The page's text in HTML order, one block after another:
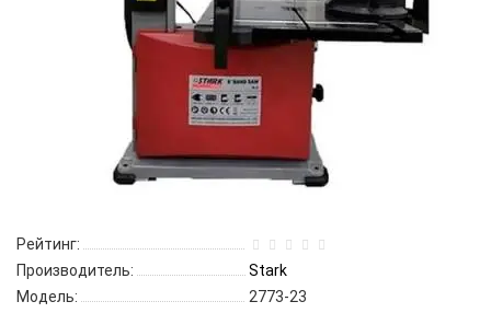
Рейтинг:
Производитель:
Stark
Модель:
2773-23